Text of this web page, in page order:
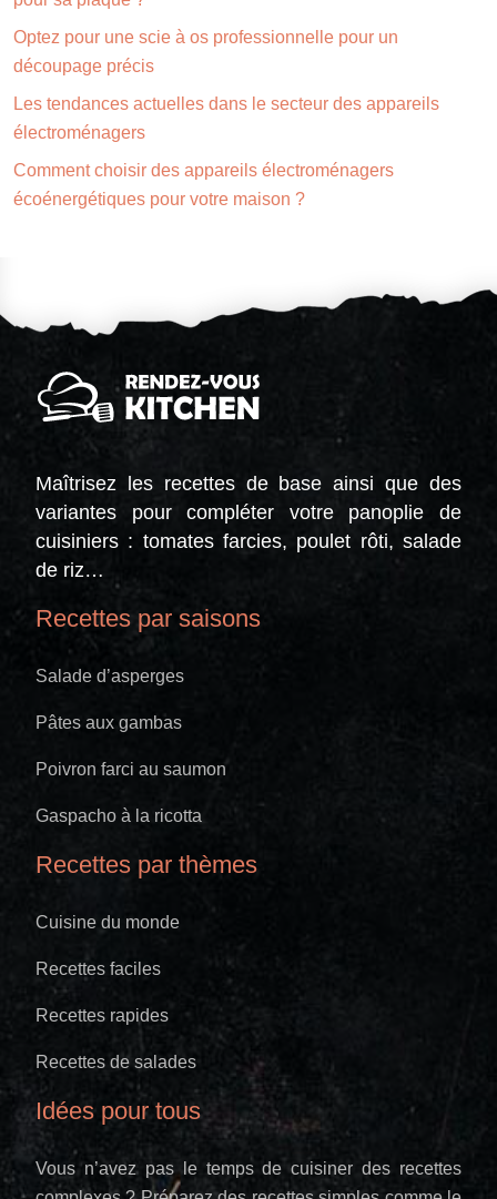
Optez pour une scie à os professionnelle pour un
découpage précis
Les tendances actuelles dans le secteur des appareils
électroménagers
Comment choisir des appareils électroménagers
écoénergétiques pour votre maison ?
Maîtrisez les recettes de base ainsi que des
variantes pour compléter votre panoplie de
cuisiniers : tomates farcies, poulet rôti, salade
de riz…
Recettes par saisons
Salade d’asperges
Pâtes aux gambas
Poivron farci au saumon
Gaspacho à la ricotta
Recettes par thèmes
Cuisine du monde
Recettes faciles
Recettes rapides
Recettes de salades
Idées pour tous
Vous n’avez pas le temps de cuisiner des recettes